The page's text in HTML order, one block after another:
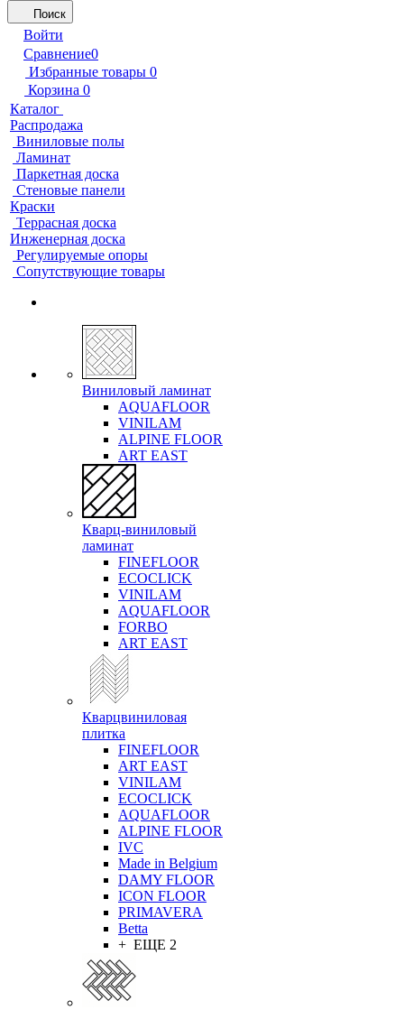
Поиск
Войти
Сравнение0
Избранные товары 0
Корзина 0
Каталог
Распродажа
Виниловые полы
Ламинат
Паркетная доска
Стеновые панели
Краски
Террасная доска
Инженерная доска
Регулируемые опоры
Сопутствующие товары
Виниловый ламинат
AQUAFLOOR
VINILAM
ALPINE FLOOR
ART EAST
Кварц-виниловый
ламинат
FINEFLOOR
ECOCLICK
VINILAM
AQUAFLOOR
FORBO
ART EAST
Кварцвиниловая
плитка
FINEFLOOR
ART EAST
VINILAM
ECOCLICK
AQUAFLOOR
ALPINE FLOOR
IVC
Made in Belgium
DAMY FLOOR
ICON FLOOR
PRIMAVERA
Betta
+ ЕЩЕ 2